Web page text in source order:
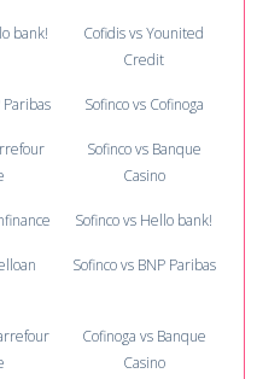
bank!
Cofidis vs Younited
Credit
Paribas Sofinco vs Cofinoga
Sofinco vs Banque
Casino
Sofinco vs Hello bank!
Sofinco vs BNP Paribas
Cofinoga vs Banque
Casino